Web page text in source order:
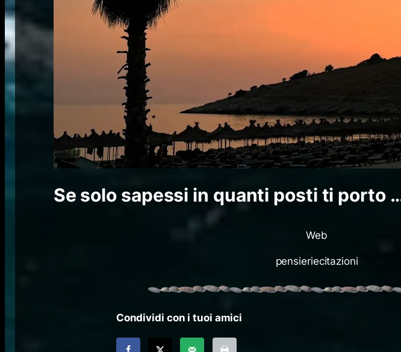
Se solo sapessi in quanti posti ti porto
Web
pensieriecitazioni
Condividi con i tuoi amici